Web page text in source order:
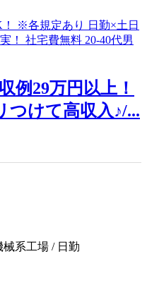
例29万円以上！
つけて高収入♪/...
系工場 / 日勤